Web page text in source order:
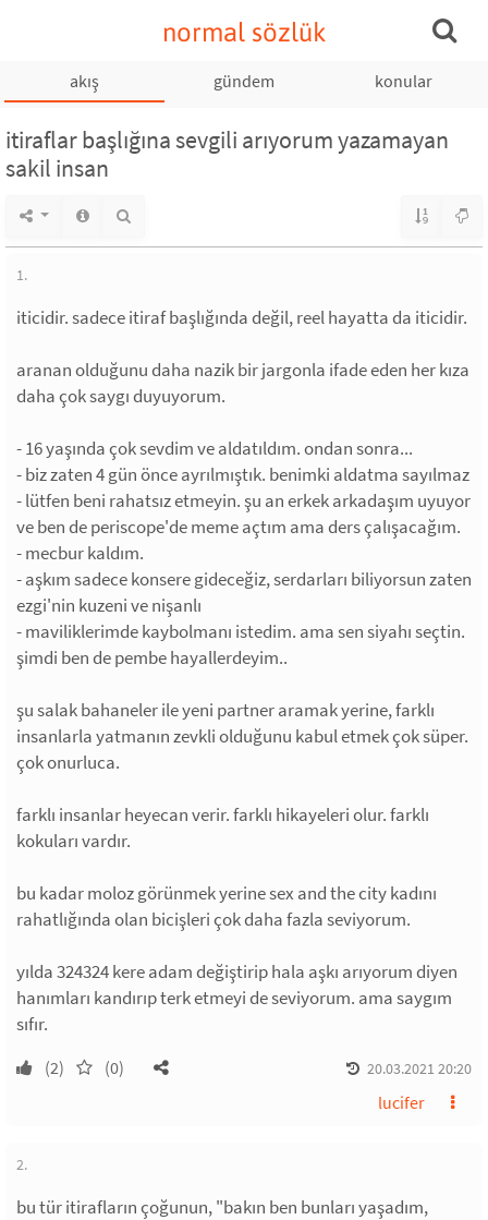
normal sözlük
akış gündem konular
itiraflar başlığına sevgili arıyorum yazamayan
sakil insan
1.
iticidir. sadece itiraf başlığında değil, reel hayatta da iticidir.
aranan olduğunu daha nazik bir jargonla ifade eden her kıza
daha çok saygı duyuyorum.
- 16 yaşında çok sevdim ve aldatıldım. ondan sonra...
- biz zaten 4 gün önce ayrılmıştık. benimki aldatma sayılmaz
- lütfen beni rahatsız etmeyin. şu an erkek arkadaşım uyuyor
ve ben de periscope'de meme açtım ama ders çalışacağım.
- mecbur kaldım.
- aşkım sadece konsere gideceğiz, serdarları biliyorsun zaten
ezgi'nin kuzeni ve nişanlı
- maviliklerimde kaybolmanı istedim. ama sen siyahı seçtin.
şimdi ben de pembe hayallerdeyim..
şu salak bahaneler ile yeni partner aramak yerine, farklı
insanlarla yatmanın zevkli olduğunu kabul etmek çok süper.
çok onurluca.
farklı insanlar heyecan verir. farklı hikayeleri olur. farklı
kokuları vardır.
bu kadar moloz görünmek yerine sex and the city kadını
rahatlığında olan bicişleri çok daha fazla seviyorum.
yılda 324324 kere adam değiştirip hala aşkı arıyorum diyen
hanımları kandırıp terk etmeyi de seviyorum. ama saygım
sıfır.
(2) (0) 20.03.2021 20:20
lucifer
2.
bu tür itirafların çoğunun, "bakın ben bunları yaşadım,